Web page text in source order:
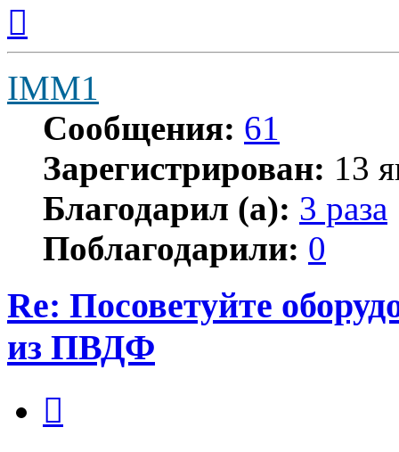
началу
IMM1
Сообщения: 61
Зарегистрирован: 13
Благодарил (а): 3 раза
Поблагодарили: 0
Re: Посоветуйте
из ПВДФ